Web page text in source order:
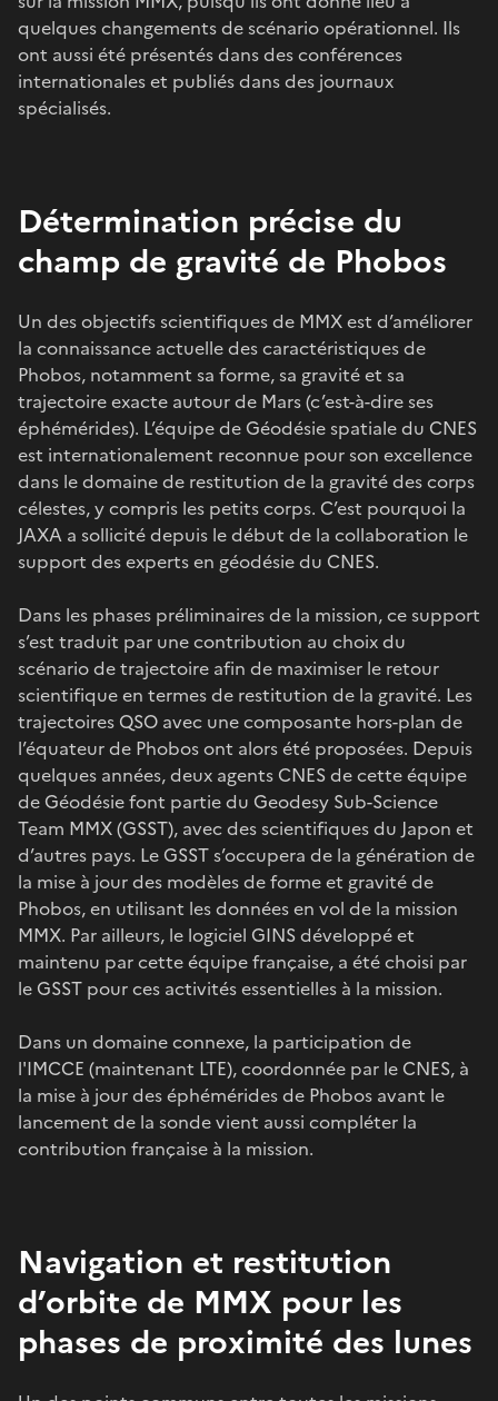
quelques changements de scénario opérationnel. Ils
ont aussi été présentés dans des conférences
internationales et publiés dans des journaux
spécialisés.
Détermination précise du
champ de gravité de Phobos
Un des objectifs scientifiques de MMX est d’améliorer
la connaissance actuelle des caractéristiques de
Phobos, notamment sa forme, sa gravité et sa
trajectoire exacte autour de Mars (c’est-à-dire ses
éphémérides). L’équipe de Géodésie spatiale du CNES
est internationalement reconnue pour son excellence
dans le domaine de restitution de la gravité des corps
célestes, y compris les petits corps. C’est pourquoi la
JAXA a sollicité depuis le début de la collaboration le
support des experts en géodésie du CNES.
Dans les phases préliminaires de la mission, ce support
s’est traduit par une contribution au choix du
scénario de trajectoire afin de maximiser le retour
scientifique en termes de restitution de la gravité. Les
trajectoires QSO avec une composante hors-plan de
l’équateur de Phobos ont alors été proposées. Depuis
quelques années, deux agents CNES de cette équipe
de Géodésie font partie du Geodesy Sub-Science
Team MMX (GSST), avec des scientifiques du Japon et
d’autres pays. Le GSST s’occupera de la génération de
la mise à jour des modèles de forme et gravité de
Phobos, en utilisant les données en vol de la mission
MMX. Par ailleurs, le logiciel GINS développé et
maintenu par cette équipe française, a été choisi par
le GSST pour ces activités essentielles à la mission.
Dans un domaine connexe, la participation de
l'IMCCE (maintenant LTE), coordonnée par le CNES, à
la mise à jour des éphémérides de Phobos avant le
lancement de la sonde vient aussi compléter la
contribution française à la mission.
Navigation et restitution
d’orbite de MMX pour les
phases de proximité des lunes